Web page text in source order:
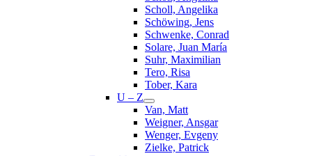
Scholl, Angelika
Schöwing, Jens
Schwenke, Conrad
Solare, Juan María
Suhr, Maximilian
Tero, Risa
Tober, Kara
U – Z
Van, Matt
Weigner, Ansgar
Wenger, Evgeny
Zielke, Patrick